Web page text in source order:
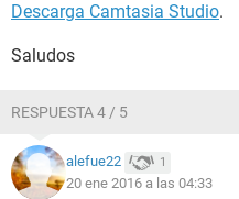
Descarga Camtasia Studio.
Saludos
RESPUESTA 4 / 5
alefue22 1
20 ene 2016 a las 04:33